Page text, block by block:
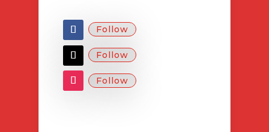
Follow
Follow
Follow